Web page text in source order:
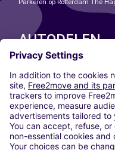
Parkeren op Rotterdam The
AUTODELEN
ONZE STEDEN
Paris
Madrid
Washington DC
Milaan
Rome
Turijn
Wenen